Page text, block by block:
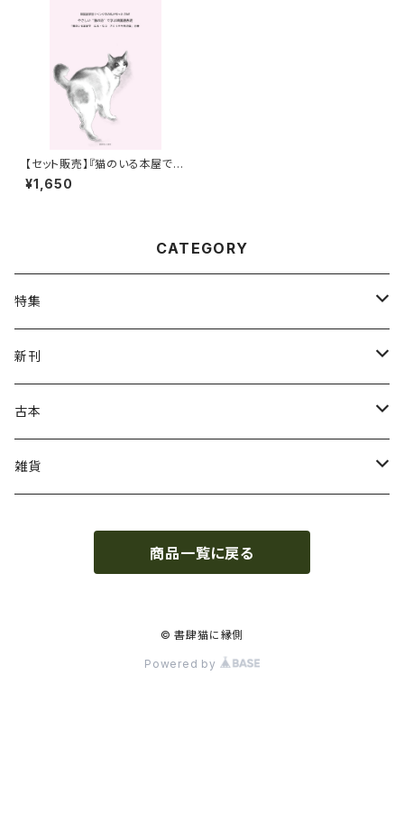
【セット販売】『猫のいる本屋で
はる・なつ』＋別冊『やさしい“猫
の詩”で学ぶ韓国語表現』
¥1,650
CATEGORY
特集
ねこの本
ガザ・パレスチナ
坂本千明
中村宏樹（郷土遊里史研究家）
新刊
虹霓社・NIJI BOOKS
皓星社
古本
復刻本
雑貨
商品一覧に戻る
© 書肆猫に縁側
Powered by